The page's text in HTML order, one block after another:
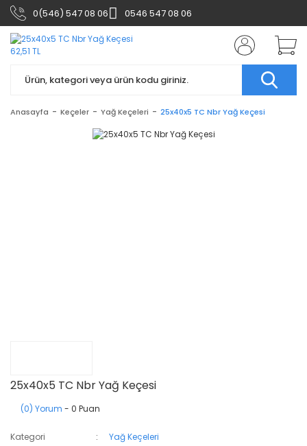
0(546) 547 08 06 0546 547 08 06
Anasayfa Keçeler Yağ Keçeleri 25x40x5 TC Nbr Yağ Keçesi
25x40x5 TC Nbr Yağ Keçesi
(0) Yorum - 0 Puan
Kategori
Yağ Keçeleri